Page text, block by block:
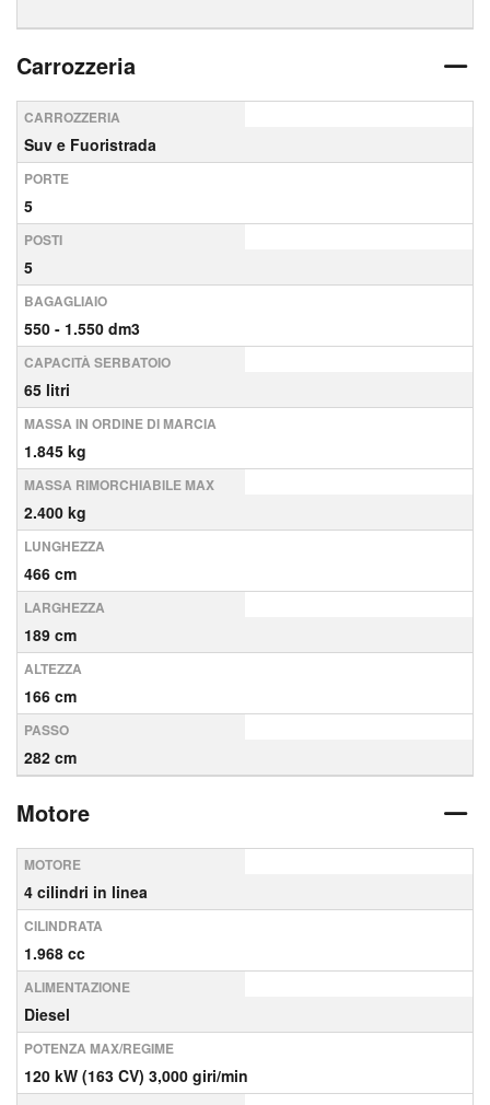
Carrozzeria
CARROZZERIA
Suv e Fuoristrada
PORTE
5
POSTI
5
BAGAGLIAIO
550 - 1.550 dm3
CAPACITÀ SERBATOIO
65 litri
MASSA IN ORDINE DI MARCIA
1.845 kg
MASSA RIMORCHIABILE MAX
2.400 kg
LUNGHEZZA
466 cm
LARGHEZZA
189 cm
ALTEZZA
166 cm
PASSO
282 cm
Motore
MOTORE
4 cilindri in linea
CILINDRATA
1.968 cc
ALIMENTAZIONE
Diesel
POTENZA MAX/REGIME
120 kW (163 CV) 3,000 giri/min